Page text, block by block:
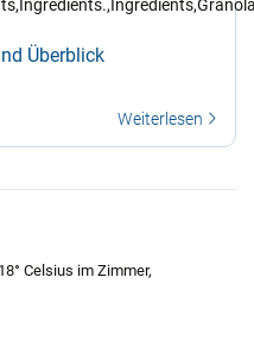
Überblick
Weiterlesen
Celsius im Zimmer,